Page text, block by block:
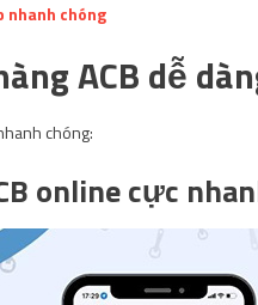
nhanh chóng
ACB dễ
chóng:
online cực